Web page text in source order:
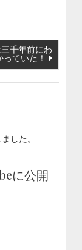
千年前にわ
っていた！
に公開